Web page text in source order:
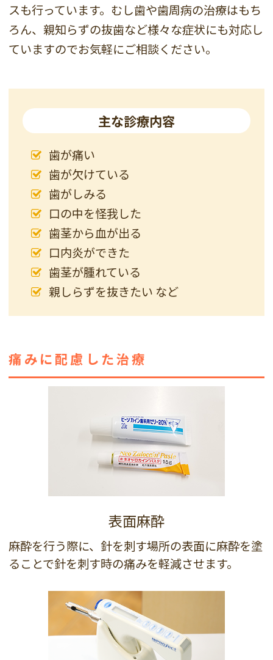
スも行っています。むし歯や歯周病の治療はもち
ろん、親知らずの抜歯など様々な症状にも対応し
ていますのでお気軽にご相談ください。
主な診療内容
歯が痛い
歯が欠けている
歯がしみる
口の中を怪我した
歯茎から血が出る
口内炎ができた
歯茎が腫れている
親しらずを抜きたい など
痛みに配慮した治療
表面麻酔
麻酔を行う際に、針を刺す場所の表面に麻酔を塗
ることで針を刺す時の痛みを軽減させます。